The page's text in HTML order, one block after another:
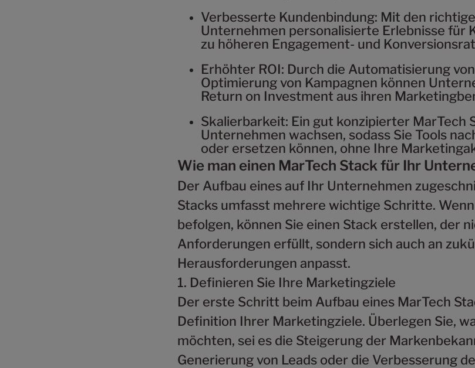
Verbesserte Kundenbindung: Mit den
Unternehmen personalisierte Erlebnisse für
zu höheren Engagement- und
Erhöhter ROI: Durch die Automatisierung
Optimierung von Kampagnen können
Return on Investment aus ihren
Skalierbarkeit: Ein gut konzipierter MarTech
Unternehmen wachsen, sodass Sie Tools
oder ersetzen können, ohne Ihre
Wie man einen MarTech Stack für Ihr
Der Aufbau eines auf Ihr Unternehmen
Stacks umfasst mehrere wichtige Schritte.
befolgen, können Sie einen Stack erstellen, der
Anforderungen erfüllt, sondern sich auch an
Herausforderungen anpasst.
1. Definieren Sie Ihre Marketingziele
Der erste Schritt beim Aufbau eines MarTech
Definition Ihrer Marketingziele. Überlegen Sie,
möchten, sei es die Steigerung der
Generierung von Leads oder die Verbesserung